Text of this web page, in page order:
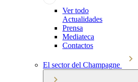
Ver todo
Actualidades
Prensa
Mediateca
Contactos
El sector del Champagne